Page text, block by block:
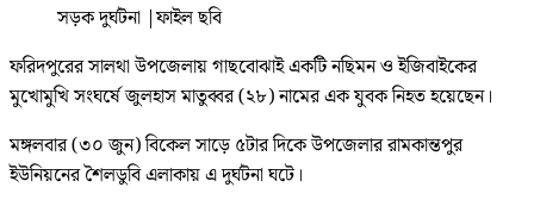
সড়ক দুর্ঘটনা |ফাইল ছবি
ফরিদপুরের সালথা উপজেলায় গাছবোঝাই একটি নছিমন ও ইজিবাইকের
মুখোমুখি সংঘর্ষে জুলহাস মাতুব্বর (২৮) নামের এক যুবক নিহত হয়েছেন।
মঙ্গলবার (৩০ জুন) বিকেল সাড়ে ৫টার দিকে উপজেলার রামকান্তপুর
ইউনিয়নের শৈলডুবি এলাকায় এ দুর্ঘটনা ঘটে।